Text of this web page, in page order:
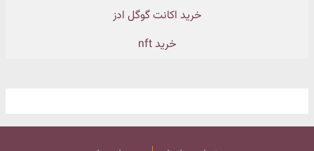
خرید اکانت گوگل ادز
خرید nft